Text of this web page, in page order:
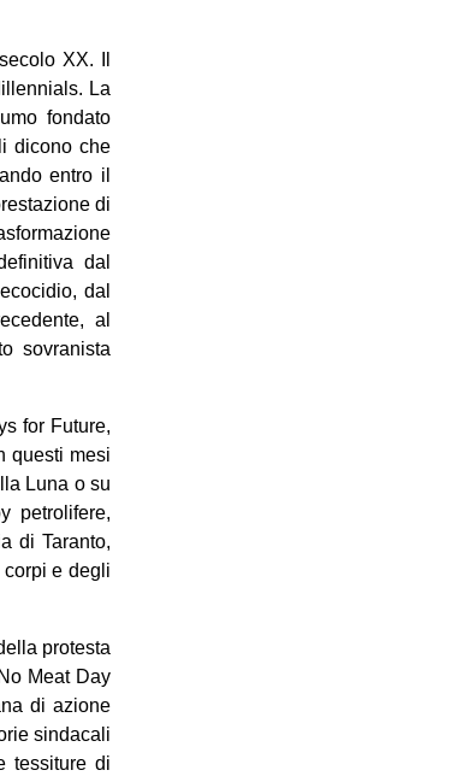
XX. Il
La
fondato
dicono che
entro il
di
dal
dal
al
sovranista
for Future,
questi mesi
Luna o su
petrolifere,
di Taranto,
e degli
protesta
Meat Day
di azione
sindacali
tessiture di